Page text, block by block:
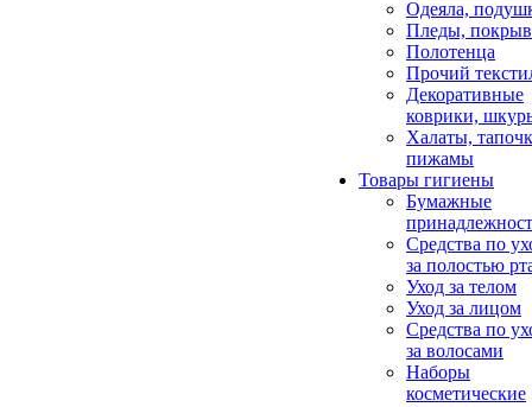
Одеяла,
Пледы,
Полотенца
Прочий
Декоративные
коврики,
Халаты,
пижамы
Товары гигиены
Бумажные
Средства по
за полостью
Уход за телом
Уход за лицом
Средства по
за волосами
Наборы
косметические